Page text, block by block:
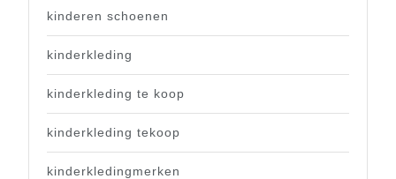
kinderen schoenen
kinderkleding
kinderkleding te koop
kinderkleding tekoop
kinderkledingmerken